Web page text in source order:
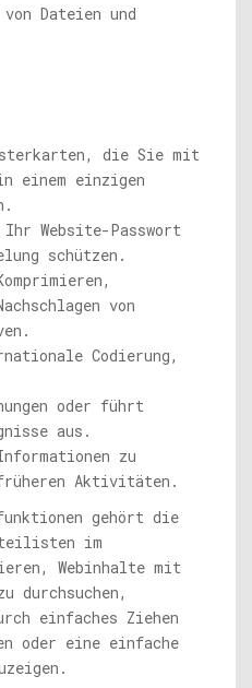
Dateien und
die Sie mit
einem einzigen
Website-Passwort
schützen.
von
Codierung,
oder führt
aus.
zu
Aktivitäten.
gehört die
im
Webinhalte mit
durchsuchen,
einfaches Ziehen
oder eine einfache